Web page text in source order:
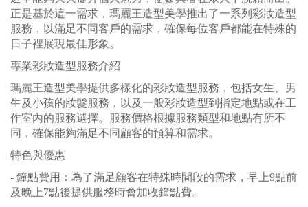
正是基於這一需求，瑪麗王造型美學推出了一系列彩妝造型
服務，以滿足不同客戶的需求，確保每位客戶都能在特殊的
日子裡展現最佳形象。
專業彩妝造型服務介紹
瑪麗王造型美學提供多樣化的彩妝造型服務，包括女生、男
生及小孩的妝髮服務，以及一般彩妝造型到指定地點或在工
作室內的服務選擇。服務價格根據服務類型和地點有所不
同，確保能夠滿足不同顧客的預算和需求。
特色與優惠
- 鐘點費用：為了滿足顧客在特殊時間段的需求，早上9點前
及晚上7點後提供服務時會加收鐘點費。